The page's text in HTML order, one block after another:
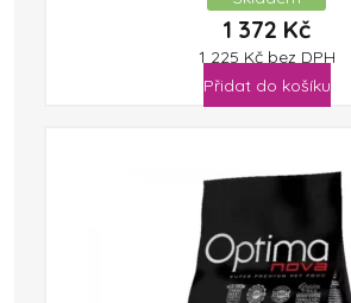
1 372 Kč
1 225 Kč bez DPH
Přidat do košíku